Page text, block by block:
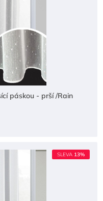
páskou - prší /Rain
SLEVA 13%